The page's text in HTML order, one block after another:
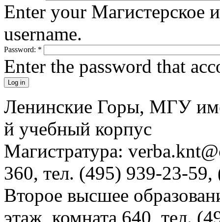
Enter your Магистерское
username.
Password: *
Enter the password that
Ленинские Горы, МГУ
й учебный корпус
Магистратура:
360, тел. (495) 939-23-
Второе высшее
этаж, комната 640, тел.